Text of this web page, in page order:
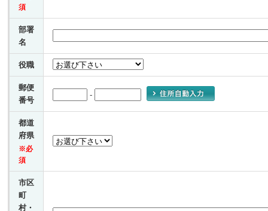
須
部署
名
役職
郵便
番号
-
都道
府県
※必
須
市区
町
村・